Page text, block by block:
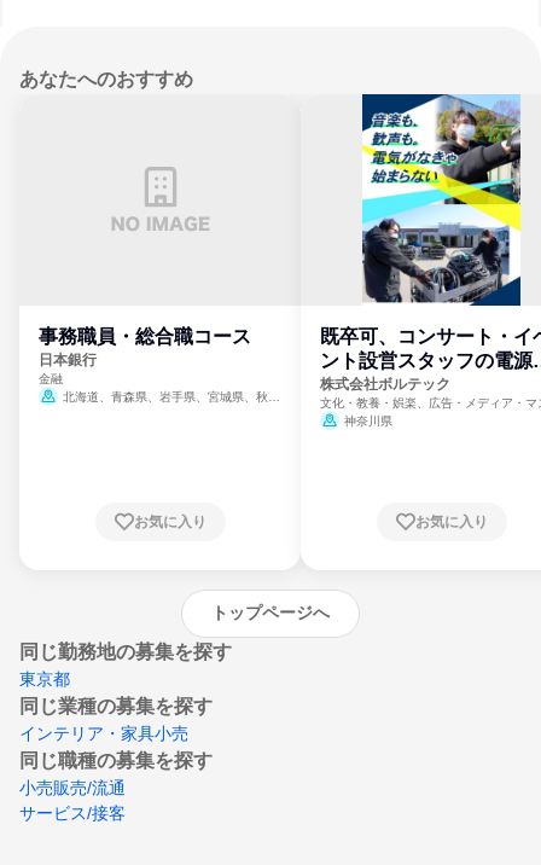
あなたへのおすすめ
事務職員・総合職コース
日本銀行
金融
北海道、青森県、岩手県、宮城県、秋田
崎県、熊本県、大分県、宮崎県、鹿児島県、
お気に入り
既卒可、コンサート・イ
ント設営スタッフの電源
門
株式会社ボルテック
文化・教養・娯楽、広告・メディア・マ
ミ、電力・ガス・水道・エネルギー
神奈川県
お気に入り
トップページへ
同じ勤務地の募集を探す
東京都
同じ業種の募集を探す
インテリア・家具小売
同じ職種の募集を探す
小売販売/流通
サービス/接客